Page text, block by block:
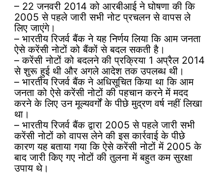
– 22 जनवरी 2014 को आरबीआई ने घोषणा की कि
2005 से पहले जारी सभी नोट प्रचलन से वापस ले
लिए जाएंगे।
– भारतीय रिजर्व बैंक ने यह निर्णय लिया कि आम जनता
ऐसे करेंसी नोटों को बैंकों से बदल सकती है।
– करेंसी नोटों को बदलने की प्रक्रिया 1 अप्रैल 2014
से शुरू हुई थी और अगले आदेश तक उपलब्ध थी।
– भारतीय रिजर्व बैंक ने अधिसूचित किया था कि आम
जनता को ऐसे करेंसी नोटों की पहचान करने में मदद
करने के लिए उन मूल्यवर्गों के पीछे मुद्रण वर्ष नहीं लिखा
था।
– भारतीय रिजर्व बैंक द्वारा 2005 से पहले जारी सभी
करेंसी नोटों को वापस लेने की इस कार्रवाई के पीछे
कारण यह बताया गया कि ऐसे करेंसी नोटों में 2005 के
बाद जारी किए गए नोटों की तुलना में बहुत कम सुरक्षा
उपाय थे।